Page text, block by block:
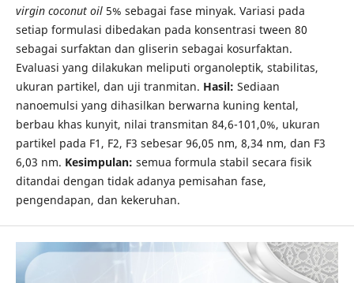
virgin coconut oil 5% sebagai fase minyak. Variasi pada
setiap formulasi dibedakan pada konsentrasi tween 80
sebagai surfaktan dan gliserin sebagai kosurfaktan.
Evaluasi yang dilakukan meliputi organoleptik, stabilitas,
ukuran partikel, dan uji tranmitan. Hasil: Sediaan
nanoemulsi yang dihasilkan berwarna kuning kental,
berbau khas kunyit, nilai transmitan 84,6-101,0%, ukuran
partikel pada F1, F2, F3 sebesar 96,05 nm, 8,34 nm, dan F3
6,03 nm. Kesimpulan: semua formula stabil secara fisik
ditandai dengan tidak adanya pemisahan fase,
pengendapan, dan kekeruhan.